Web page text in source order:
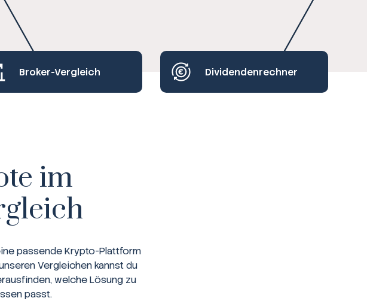
Broker-Vergleich Dividendenrechner
im
passende Krypto-Plattform
Vergleichen kannst du
welche Lösung zu
passt.